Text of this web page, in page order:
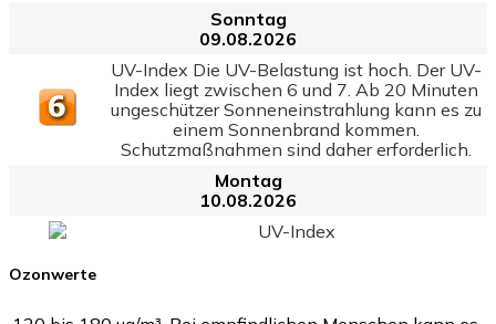
Sonntag
09.08.2026
UV-Index Die UV-Belastung ist hoch. Der UV-
Index liegt zwischen 6 und 7. Ab 20 Minuten
ungeschützer Sonneneinstrahlung kann es zu
einem Sonnenbrand kommen.
Schutzmaßnahmen sind daher erforderlich.
Montag
10.08.2026
UV-Index
Ozonwerte